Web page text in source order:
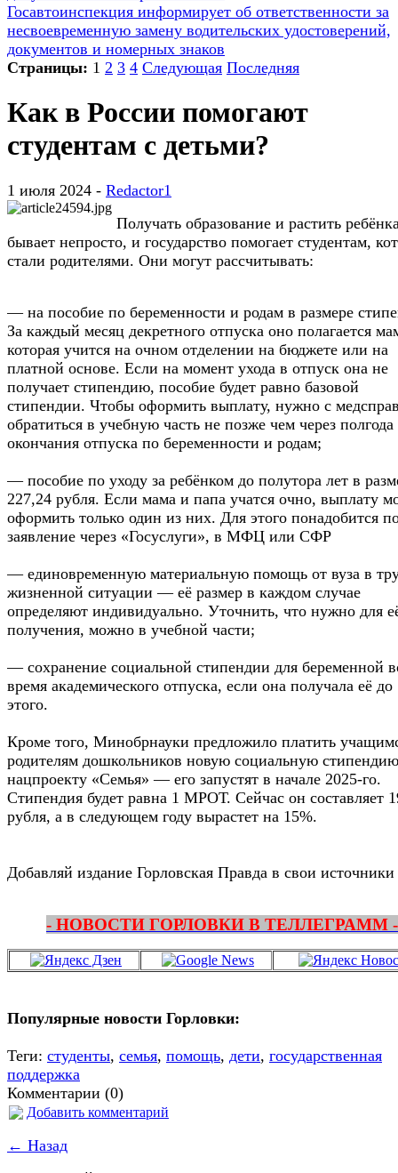
Госавтоинспекция информирует об ответственности за
несвоевременную замену водительских удостоверений,
документов и номерных знаков
Страницы: 1 2 3 4 Следующая Последняя
Как в России помогают
студентам с детьми?
1 июля 2024 - Redactor1
Получать образование и растить
бывает непросто, и государство помогает студентам,
стали родителями. Они могут рассчитывать:
— на пособие по беременности и родам в размере
За каждый месяц декретного отпуска оно полагается
которая учится на очном отделении на бюджете или на
платной основе. Если на момент ухода в отпуск она не
получает стипендию, пособие будет равно базовой
стипендии. Чтобы оформить выплату, нужно с
обратиться в учебную часть не позже чем через полгода
окончания отпуска по беременности и родам;
— пособие по уходу за ребёнком до полутора лет в
227,24 рубля. Если мама и папа учатся очно, выплату
оформить только один из них. Для этого понадобится
заявление через «Госуслуги», в МФЦ или СФР
— единовременную материальную помощь от вуза в
жизненной ситуации — её размер в каждом случае
определяют индивидуально. Уточнить, что нужно для
получения, можно в учебной части;
— сохранение социальной стипендии для беременной
время академического отпуска, если она получала её до
этого.
Кроме того, Минобрнауки предложило платить
родителям дошкольников новую социальную
нацпроекту «Семья» — его запустят в начале 2025-го.
Стипендия будет равна 1 МРОТ. Сейчас он составляет
рубля, а в следующем году вырастет на 15%.
Добавляй издание Горловская Правда в свои источники
- НОВОСТИ ГОРЛОВКИ В ТЕЛЛЕГРАММ -
Популярные новости Горловки:
Теги: студенты, семья, помощь, дети, государственная
поддержка
Комментарии (0)
Добавить комментарий
← Назад